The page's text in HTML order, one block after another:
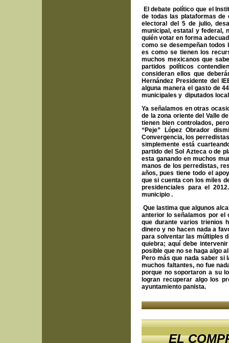
El debate político que el
de todas las plataformas de
electoral del 5 de julio,
municipal, estatal y federal,
quién votar en forma
como se desempeñan
es como se tienen los
muchos mexicanos que
partidos políticos
consideran ellos que
Hernández Presidente del
alguna manera el gasto de
municipales y diputados
Ya señalamos en otras
de la zona oriente del Valle
tienen bien controlados,
“Peje” López Obrador
Convergencia, los
simplemente está
partido del Sol Azteca o de
esta ganando en muchos
manos de los perredistas,
años, pues tiene todo el
que si cuenta con los miles
presidenciales para el
municipio .
Que lastima que algunos
anterior lo señalamos por el
que durante varios trienios
dinero y no hacen nada a
para solventar las múltiples
quiebra; aquí debe
posible que no se haga algo
Pero más que nada saber si
muchos faltantes, no fue
porque no soportaron a su
logran recuperar algo los
ayuntamiento panista.
EL